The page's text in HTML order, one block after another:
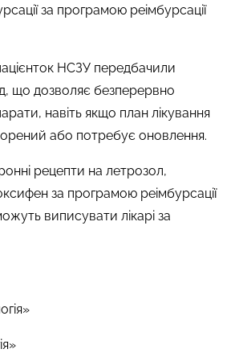
за програмою реімбурсації
НСЗУ передбачили
що дозволяє безперервно
навіть якщо план лікування
або потребує оновлення.
рецепти на летрозол,
за програмою реімбурсації
виписувати лікарі за